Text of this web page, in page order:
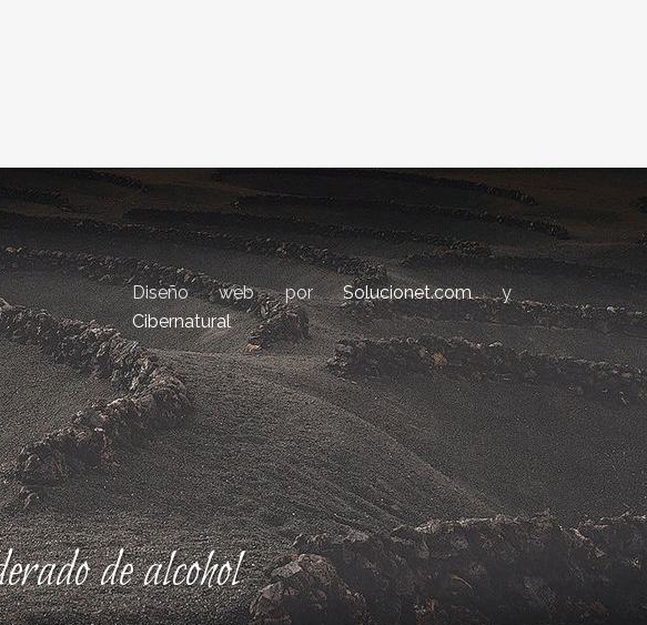
Diseño web porSolucionet.comy
Cibernatural
de alcohol